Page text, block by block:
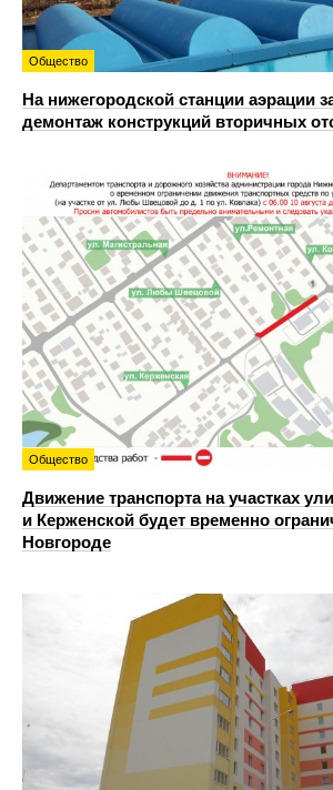
Общество
На нижегородской станции аэрации
демонтаж конструкций вторичных
Общество
Движение транспорта на участках
и Керженской будет временно
Новгороде